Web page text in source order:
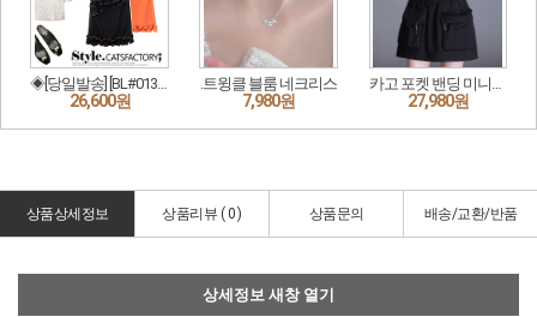
상품상세정보 상품리뷰 (0) 상품문의 배송/교환/반품
상세정보 새창 열기